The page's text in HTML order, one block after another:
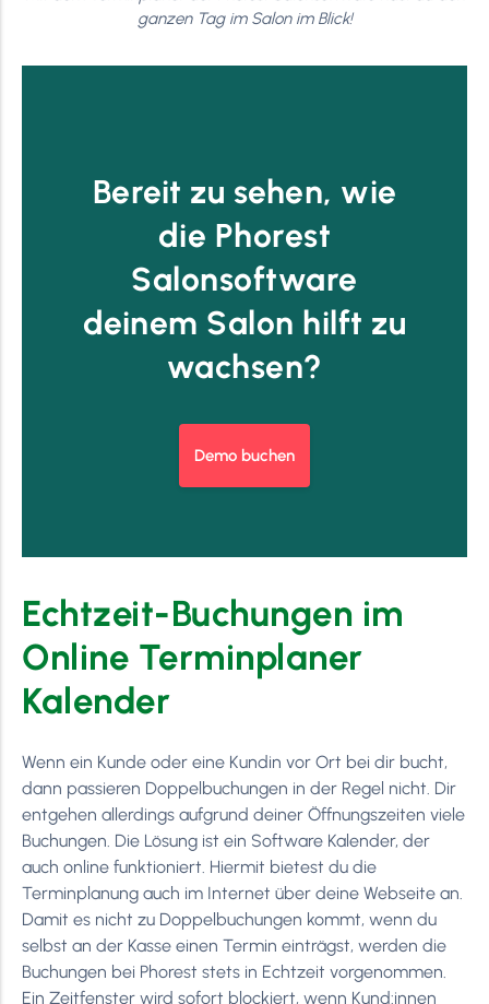
ganzen Tag im Salon im Blick!
Bereit zu sehen, wie
die Phorest
Salonsoftware
deinem Salon hilft zu
wachsen?
Demo buchen
Echtzeit-Buchungen im
Online Terminplaner
Kalender
Wenn ein Kunde oder eine Kundin vor Ort bei dir bucht,
dann passieren Doppelbuchungen in der Regel nicht. Dir
entgehen allerdings aufgrund deiner Öffnungszeiten viele
Buchungen. Die Lösung ist ein Software Kalender, der
auch online funktioniert. Hiermit bietest du die
Terminplanung auch im Internet über deine Webseite an.
Damit es nicht zu Doppelbuchungen kommt, wenn du
selbst an der Kasse einen Termin einträgst, werden die
Buchungen bei Phorest stets in Echtzeit vorgenommen.
Ein Zeitfenster wird sofort blockiert, wenn Kund:innen